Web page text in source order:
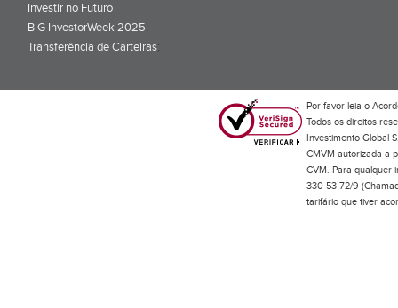
Investir no Futuro
BiG InvestorWeek 2025;
Transferência de Carteiras;
Por favor leia o
Todos os direitos
Investimento Global
CMVM autorizada a
CVM. Para qualquer
330 53 72/9
tarifário que tiver